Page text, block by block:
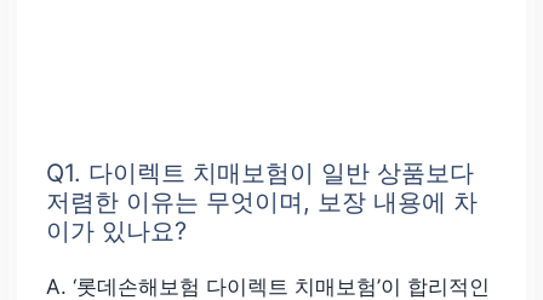
Q1. 다이렉트 치매보험이 일반 상품보다
저렴한 이유는 무엇이며, 보장 내용에 차
이가 있나요?
A. ‘롯데손해보험 다이렉트 치매보험’이 합리적인